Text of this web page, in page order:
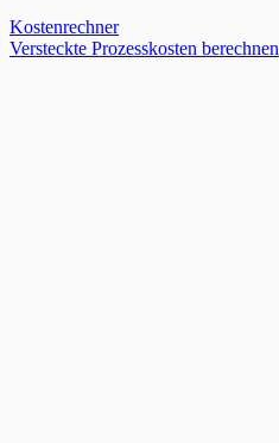
Kostenrechner
Versteckte Prozesskosten berechnen